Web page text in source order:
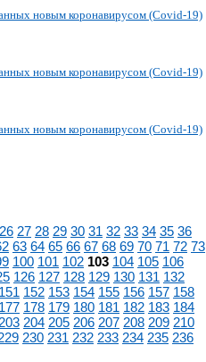
новым коронавирусом (Covid-19)
новым коронавирусом (Covid-19)
новым коронавирусом (Covid-19)
26 27 28 29 30 31 32 33 34 35 36
63 64 65 66 67 68 69 70 71 72 73
100 101 102 103 104 105 106
126 127 128 129 130 131 132
151 152 153 154 155 156 157 158
177 178 179 180 181 182 183 184
203 204 205 206 207 208 209 210
230 231 232 233 234 235 236